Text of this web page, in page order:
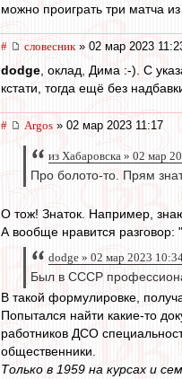
можно проиграть три матча
# словесник» 02 мар 2023
dodge , оклад, Дима :-). С
кстати, тогда ещё без
# Argos » 02 мар 2023 11:17
из Хабаровска » 02 мар
Про болото-то. Прям
О тож! Знаток. Например,
А вообще нравится
dodge » 02 мар 2023
Был в СССР
В такой формулировке,
Попытался найти какие-то
работников ДСО
общественники.
Только в 1959 на курсах и